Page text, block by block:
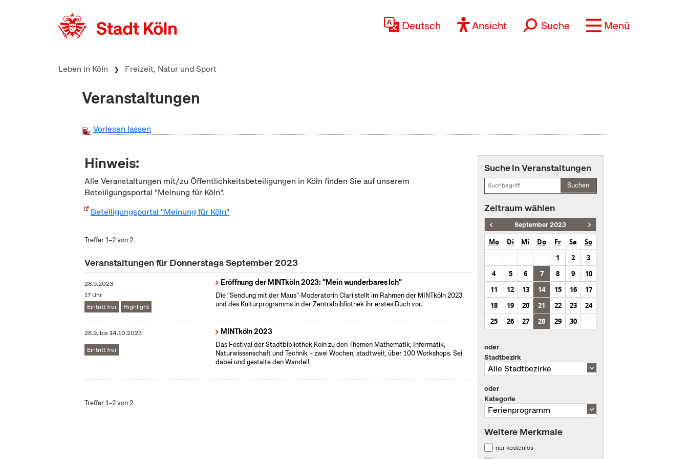
Deutsch Ansicht Suche Menü
Leben in Köln Freizeit, Natur und Sport
Veranstaltungen
Vorlesen lassen
Hinweis:
Alle Veranstaltungen mit/zu Öffentlichkeitsbeteiligungen in Köln finden Sie auf unserem
Beteiligungsportal "Meinung für Köln".
Beteiligungsportal "Meinung für Köln"
Treffer 1–2 von 2
Veranstaltungen für Donnerstags September 2023
28.9.2023
17 Uhr
Eintritt frei
Highlight
Eröffnung der MINTköln 2023: "Mein wunderbares Ich"
Die "Sendung mit der Maus"-Moderatorin Clari stellt im Rahmen der MINTköln 2023
und des Kulturprogramms in der Zentralbibliothek ihr erstes Buch vor.
28.9. bis14.10.2023
Eintritt frei
MINTköln 2023
Das Festival der Stadtbibliothek Köln zu den Themen Mathematik, Informatik,
Naturwissenschaft und Technik – zwei Wochen, stadtweit, über 100 Workshops. Sei
dabei und gestalte den Wandel!
Treffer 1–2 von 2
Suche in Veranstaltungen
Suchen
Zeitraum wählen
September 2023
Mo Di Mi Do Fr Sa
So
1
2
3
4
5 6 7 8 9
10
11
12 13 14 15 16
17
18
19 20 21 22 23
24
25
26 27 28 29 30
oder
Stadtbezirk
oder
Kategorie
Weitere Merkmale
nur kostenlos